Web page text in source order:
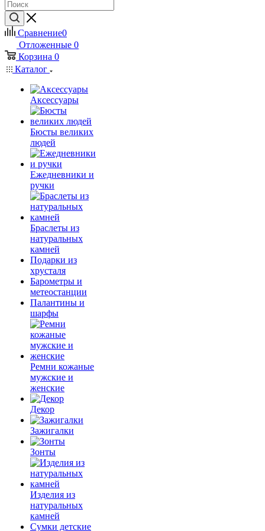
Сравнение0
Отложенные 0
Корзина 0
Каталог
Аксессуары
Бюсты великих
людей
Ежедневники и
ручки
Браслеты из
натуральных
камней
Подарки из
хрусталя
Барометры и
метеостанции
Палантины и
шарфы
Ремни кожаные
мужские и
женские
Декор
Зажигалки
Зонты
Изделия из
натуральных
камней
Сумки детские